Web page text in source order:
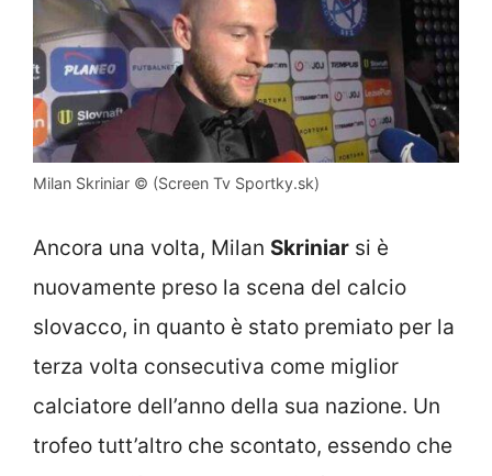
Milan Skriniar © (Screen Tv Sportky.sk)
Ancora una volta, Milan Skriniar si è
nuovamente preso la scena del calcio
slovacco, in quanto è stato premiato per la
terza volta consecutiva come miglior
calciatore dell’anno della sua nazione. Un
trofeo tutt’altro che scontato, essendo che